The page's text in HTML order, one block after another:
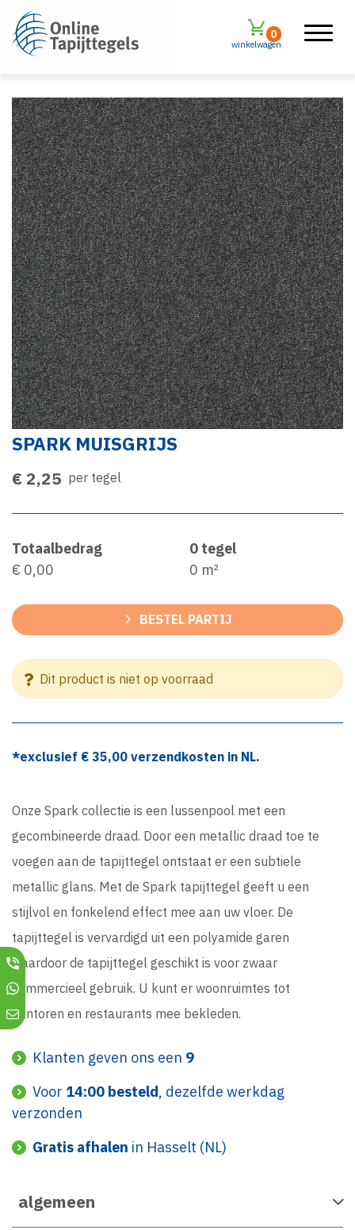
winkelwagen
0
SPARK MUISGRIJS
€ 2,25 per tegel
Totaalbedrag
€ 0,00
0 tegel
0 m²
BESTEL PARTIJ
Dit product is niet op voorraad
*exclusief € 35,00 verzendkosten in NL.
Onze Spark collectie is een lussenpool met een
gecombineerde draad. Door een metallic draad toe te
voegen aan de tapijttegel ontstaat er een subtiele
metallic glans. Met de Spark tapijttegel geeft u een
stijlvol en fonkelend effect mee aan uw vloer. De
tapijttegel is vervardigd uit een polyamide garen
waardoor de tapijttegel geschikt is voor zwaar
commercieel gebruik. U kunt er woonruimtes tot
kantoren en restaurants mee bekleden.
Klanten geven ons een 9
Voor 14:00 besteld, dezelfde werkdag
verzonden
Gratis afhalen in Hasselt (NL)
algemeen